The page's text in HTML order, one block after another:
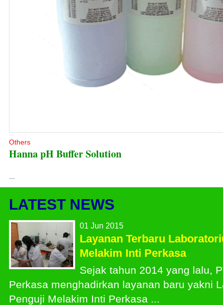
Others
Hanna pH Buffer Solution
LATEST NEWS
01 Jun 2015
Layanan Terbaru
Melakim Inti Perkasa
Sejak tahun 2014 yang lalu,
Perkasa menghadirkan layanan baru yakni
Penguji Melakim Inti Perkasa ...